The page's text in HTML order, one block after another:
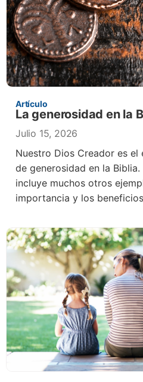
Artículo
La generosidad en la
Julio 15, 2026
Nuestro Dios Creador es
de generosidad en la
incluye muchos otros
importancia y los